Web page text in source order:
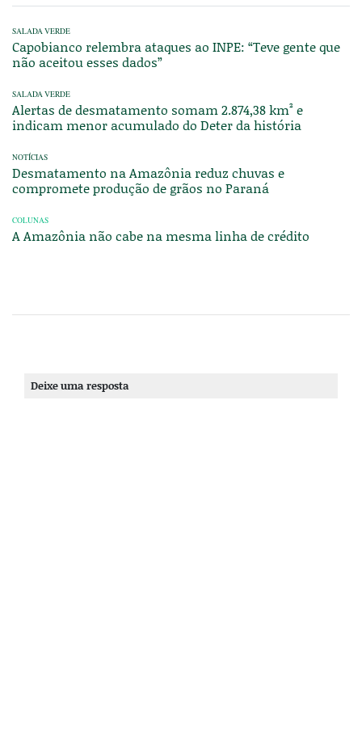
SALADA VERDE
Capobianco relembra ataques ao INPE: “Teve gente que
não aceitou esses dados”
SALADA VERDE
Alertas de desmatamento somam 2.874,38 km² e
indicam menor acumulado do Deter da história
NOTÍCIAS
Desmatamento na Amazônia reduz chuvas e
compromete produção de grãos no Paraná
COLUNAS
A Amazônia não cabe na mesma linha de crédito
Deixe uma resposta